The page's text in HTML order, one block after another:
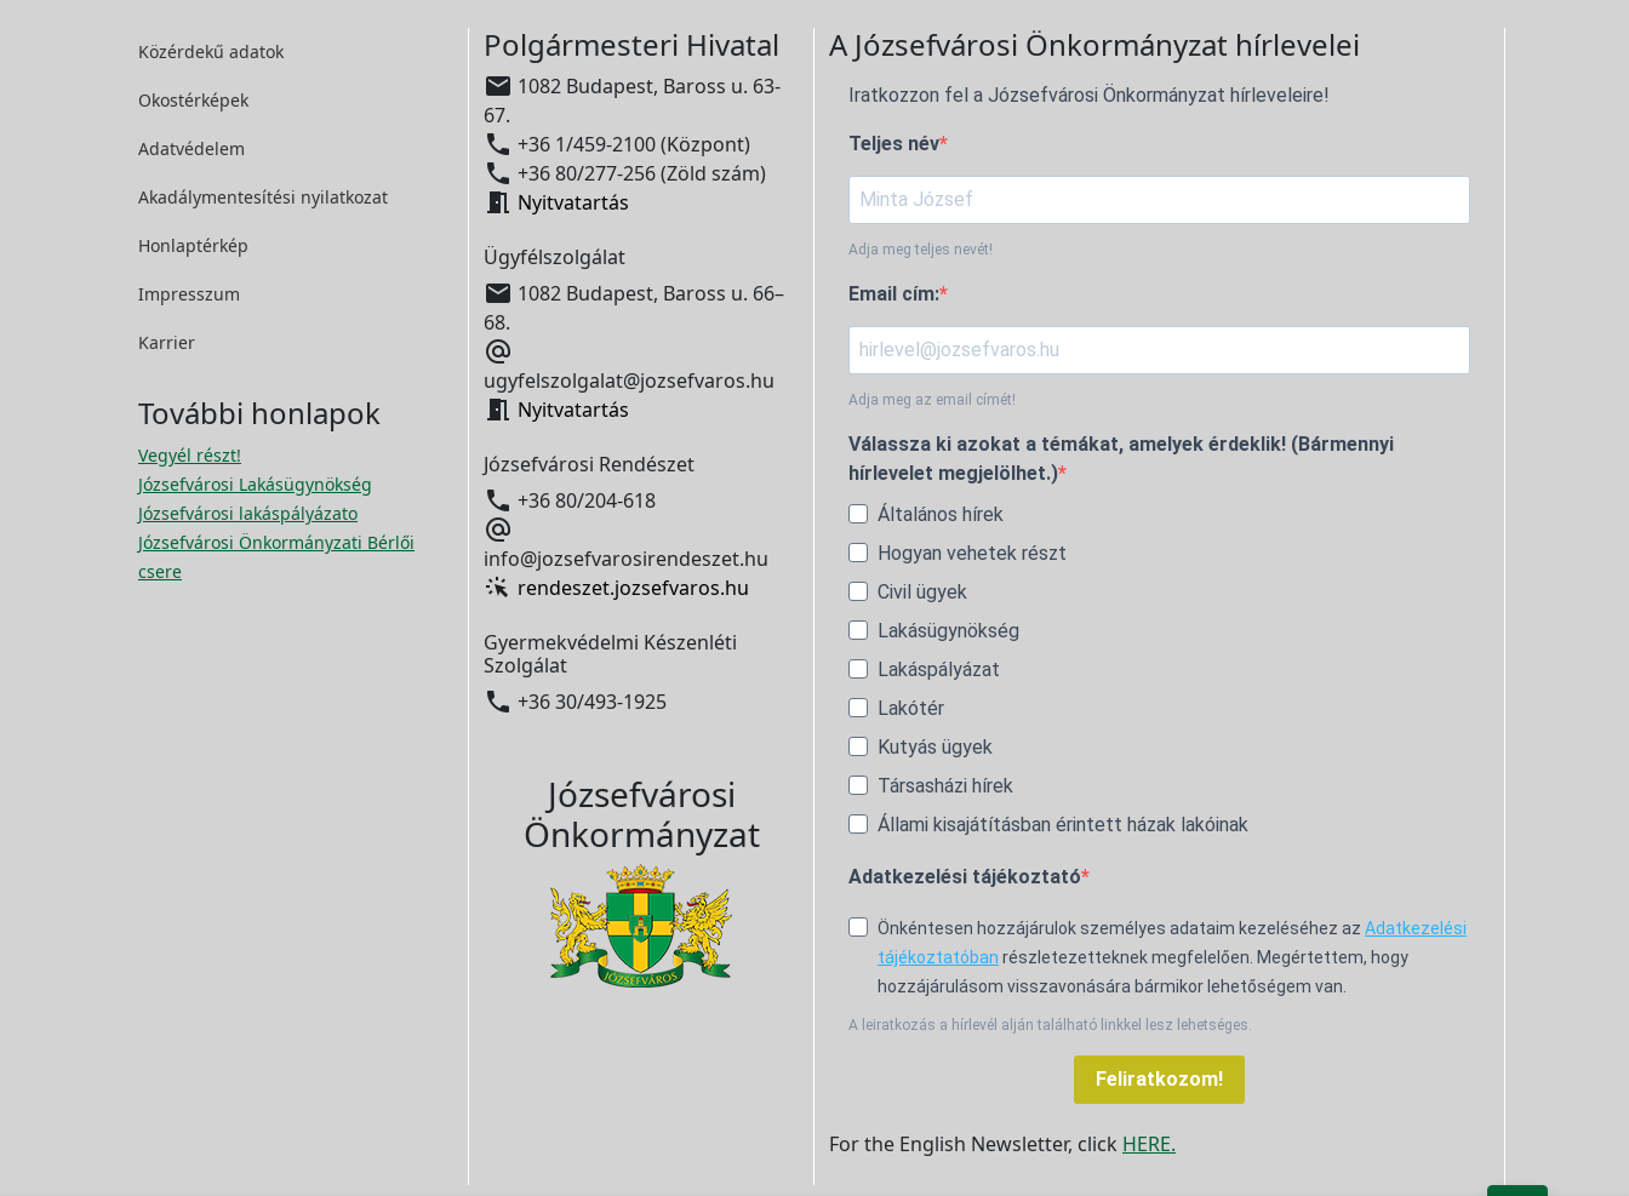
Közérdekű adatok
Okostérképek
Adatvédelem
Akadálymentesítési nyilatkozat
Honlaptérkép
Impresszum
Karrier
További honlapok
Vegyél részt!
Józsefvárosi Lakásügynökség
Józsefvárosi lakáspályázato
Józsefvárosi Önkormányzati Bérlői
csere
Polgármesteri Hivatal
 1082 Budapest, Baross u. 63-
67.
 +36 1/459-2100 (Központ)
 +36 80/277-256 (Zöld szám)
 Nyitvatartás
Ügyfélszolgálat
 1082 Budapest, Baross u. 66–
68.

ugyfelszolgalat@jozsefvaros.hu
 Nyitvatartás
Józsefvárosi Rendészet
 +36 80/204-618

info@jozsefvarosirendeszet.hu
rendeszet.jozsefvaros.hu
Gyermekvédelmi Készenléti
Szolgálat
 +36 30/493-1925
Józsefvárosi
Önkormányzat
A Józsefvárosi Önkormányzat hírlevelei
Iratkozzon fel a Józsefvárosi Önkormányzat hírleveleire!
Teljes név
Adja meg teljes nevét!
Email cím:
Adja meg az email címét!
Válassza ki azokat a témákat, amelyek érdeklik! (Bármennyi
hírlevelet megjelölhet.)
Általános hírek
Hogyan vehetek részt
Civil ügyek
Lakásügynökség
Lakáspályázat
Lakótér
Kutyás ügyek
Társasházi hírek
Állami kisajátításban érintett házak lakóinak
Adatkezelési tájékoztató
Önkéntesen hozzájárulok személyes adataim kezeléséhez az Adatkezelési
tájékoztatóban részletezetteknek megfelelően. Megértettem, hogy
hozzájárulásom visszavonására bármikor lehetőségem van.
A leiratkozás a hírlevél alján található linkkel lesz lehetséges.
Feliratkozom!
For the English Newsletter, click HERE.